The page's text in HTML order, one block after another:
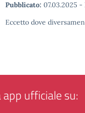
Pubblicato: 07.03.2025 -
Eccetto dove
ufficiale su: